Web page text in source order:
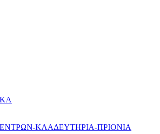
ΚΛΑΔΕΥΤΗΡΙΑ-ΠΡΙΟΝΙΑ